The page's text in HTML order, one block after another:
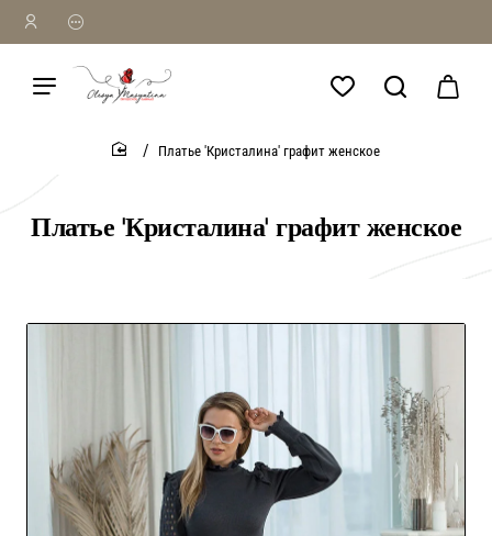
Платье 'Кристалина' графит женское
Платье 'Кристалина' графит женское